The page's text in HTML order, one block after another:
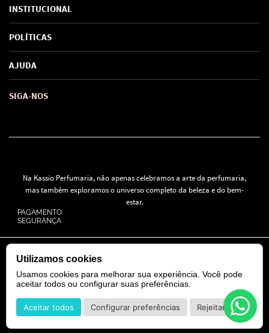
INSTITUCIONAL
Sobre Nós
Marcas
SAC de marcas
Como comprar
POLÍTICAS
Política de Privacidade
Troca e Devoluções
Formas de Pagamento
AJUDA
SIGA-NOS
Na Kassio Perfumaria, não apenas celebramos a arte da perfumaria,
mas também exploramos o universo completo da beleza e do bem-
estar.
PAGAMENTO
SEGURANÇA
© 2024 Todos os direitos reservados.
KASSIO MOREIRA GRANADO LTDA | CNPJ: 11.647.490/0001-39
Rua Tapajós n° 481- Edifício B&B Business - 7° Andar - Vila Brasília -
Goiânia - GO
POWERED BY DEVELOPED BY
Utilizamos cookies
Usamos cookies para melhorar sua experiência. Você pode
aceitar todos ou configurar suas preferências.
Aceitar todos Configurar preferências Rejeitar